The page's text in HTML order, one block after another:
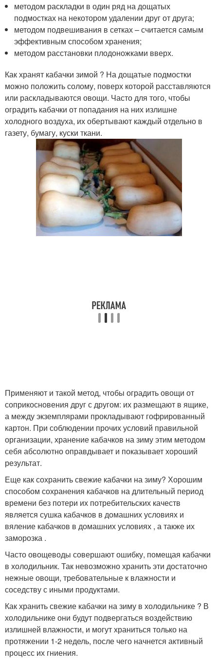
методом раскладки в один ряд на дощатых
подмостках на некотором удалении друг от друга;
методом подвешивания в сетках – считается самым
эффективным способом хранения;
методом расстановки плодоножками вверх.
Как хранят кабачки зимой ? На дощатые подмостки
можно положить солому, поверх которой расставляются
или раскладываются овощи. Часто для того, чтобы
оградить кабачки от попадания на них излишне
холодного воздуха, их обертывают каждый отдельно в
газету, бумагу, куски ткани.
Применяют и такой метод, чтобы оградить овощи от
соприкосновения друг с другом: их размещают в ящике,
а между экземплярами прокладывают гофрированный
картон. При соблюдении прочих условий правильной
организации, хранение кабачков на зиму этим методом
себя абсолютно оправдывает и показывает хороший
результат.
Еще как сохранить свежие кабачки на зиму? Хорошим
способом сохранения кабачков на длительный период
времени без потери их потребительских качеств
является сушка кабачков в домашних условиях и
вяление кабачков в домашних условиях , а также их
заморозка .
Часто овощеводы совершают ошибку, помещая кабачки
в холодильник. Так невозможно хранить эти достаточно
нежные овощи, требовательные к влажности и
соседству с иными продуктами.
Как хранить свежие кабачки на зиму в холодильнике ? В
холодильнике они будут подвергаться воздействию
излишней влажности, и могут храниться только на
протяжении 1-2 недель, после чего начнется активный
процесс их гниения.